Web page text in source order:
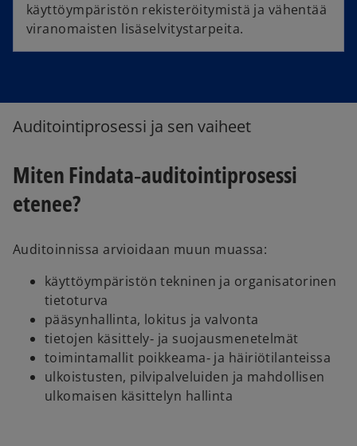
käyttöympäristön rekisteröitymistä ja vähentää
viranomaisten lisäselvitystarpeita.
Auditointiprosessi ja sen vaiheet
Miten Findata‑auditointiprosessi
etenee?
Auditoinnissa arvioidaan muun muassa:
käyttöympäristön tekninen ja organisatorinen
tietoturva
pääsynhallinta, lokitus ja valvonta
tietojen käsittely‑ ja suojausmenetelmät
toimintamallit poikkeama‑ ja häiriötilanteissa
ulkoistusten, pilvipalveluiden ja mahdollisen
ulkomaisen käsittelyn hallinta